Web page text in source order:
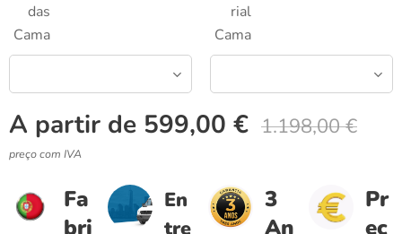
das
Cama
rial
Cama
A partir de 599,00 € 1.198,00€
preço com IVA
Fa
bri
En
tre
3
An
Pr
eç